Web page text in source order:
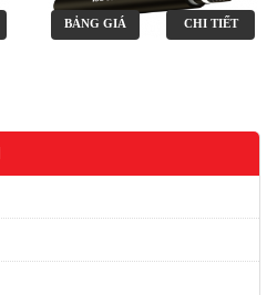
BẢNG GIÁ CHI TIẾT